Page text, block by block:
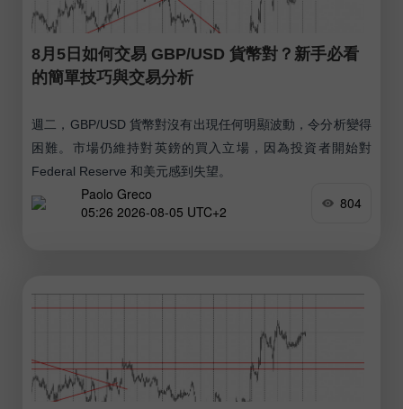
8月5日如何交易 GBP/USD 貨幣對？新手必看
的簡單技巧與交易分析
週二，GBP/USD 貨幣對沒有出現任何明顯波動，令分析變得
困難。市場仍維持對英鎊的買入立場，因為投資者開始對
Federal Reserve 和美元感到失望。
Paolo Greco
05:26 2026-08-05 UTC+2
804